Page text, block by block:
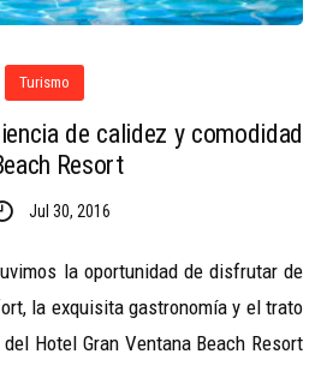
Turismo
de calidez y comodidad
Resort
Jul 30, 2016
la oportunidad de disfrutar de
la exquisita gastronomía y el trato
Hotel Gran Ventana Beach Resort